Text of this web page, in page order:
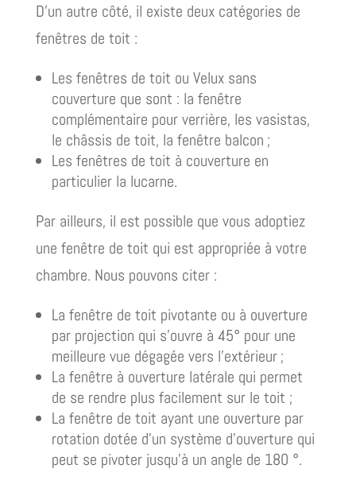
D’un autre côté, il existe deux catégories de
fenêtres de toit :
Les fenêtres de toit ou Velux sans
couverture que sont : la fenêtre
complémentaire pour verrière, les vasistas,
le châssis de toit, la fenêtre balcon ;
Les fenêtres de toit à couverture en
particulier la lucarne.
Par ailleurs, il est possible que vous adoptiez
une fenêtre de toit qui est appropriée à votre
chambre. Nous pouvons citer :
La fenêtre de toit pivotante ou à ouverture
par projection qui s’ouvre à 45° pour une
meilleure vue dégagée vers l’extérieur ;
La fenêtre à ouverture latérale qui permet
de se rendre plus facilement sur le toit ;
La fenêtre de toit ayant une ouverture par
rotation dotée d’un système d’ouverture qui
peut se pivoter jusqu’à un angle de 180 °.